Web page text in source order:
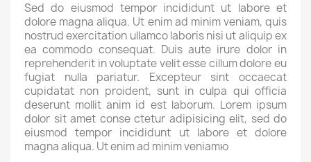
Sed do eiusmod tempor incididunt ut labore et
dolore magna aliqua. Ut enim ad minim veniam, quis
nostrud exercitation ullamco laboris nisi ut aliquip ex
ea commodo consequat. Duis aute irure dolor in
reprehenderit in voluptate velit esse cillum dolore eu
fugiat nulla pariatur. Excepteur sint occaecat
cupidatat non proident, sunt in culpa qui officia
deserunt mollit anim id est laborum. Lorem ipsum
dolor sit amet conse ctetur adipisicing elit, sed do
eiusmod tempor incididunt ut labore et dolore
magna aliqua. Ut enim ad minim veniamю